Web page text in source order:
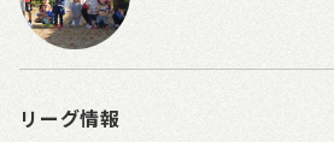
リーグ情報